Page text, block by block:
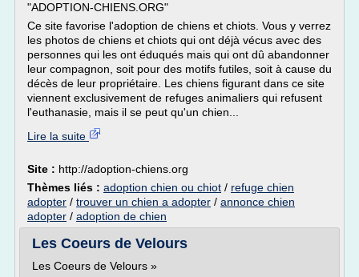
"ADOPTION-CHIENS.ORG"
Ce site favorise l'adoption de chiens et chiots. Vous y verrez
les photos de chiens et chiots qui ont déjà vécus avec des
personnes qui les ont éduqués mais qui ont dû abandonner
leur compagnon, soit pour des motifs futiles, soit à cause du
décès de leur propriétaire. Les chiens figurant dans ce site
viennent exclusivement de refuges animaliers qui refusent
l'euthanasie, mais il se peut qu'un chien...
Lire la suite
Site : http://adoption-chiens.org
Thèmes liés : adoption chien ou chiot / refuge chien
adopter / trouver un chien a adopter / annonce chien
adopter / adoption de chien
Les Coeurs de Velours
Les Coeurs de Velours »